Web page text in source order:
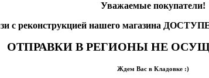
Уважаемые покупатели!
с реконструкцией нашего магазина
ОТПРАВКИ В РЕГИОНЫ НЕ
Ждем Вас в Кладовке :)